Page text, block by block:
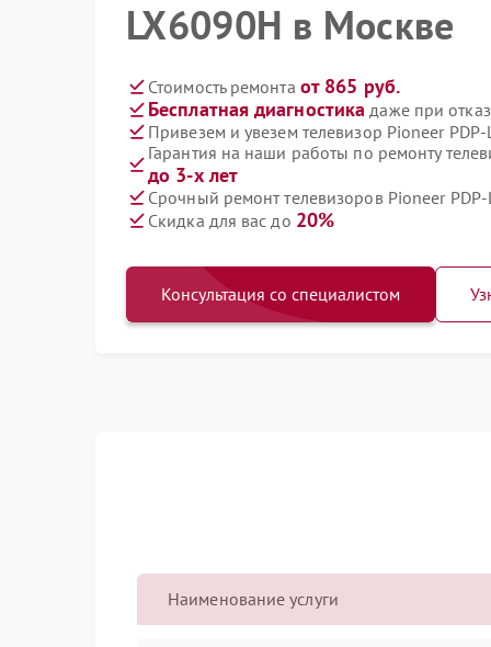
LX6090H в Москве
Стоимость ремонта от 865 руб.
Бесплатная диагностика даже при
Привезем и увезем телевизор Pioneer
Гарантия на наши работы по ремонту
до 3-х лет
Срочный ремонт телевизоров Pioneer
Скидка для вас до 20%
Консультация со специалистом
Наименование услуги